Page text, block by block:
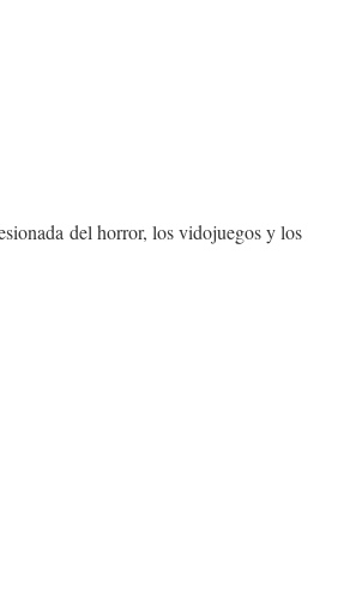
del horror, los vidojuegos y los